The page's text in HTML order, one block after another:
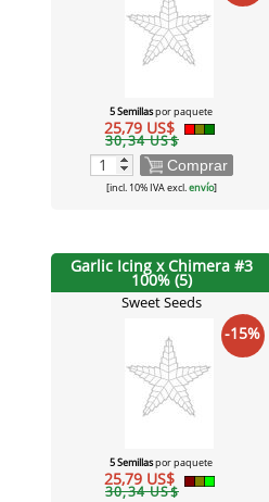
5 Semillaspor paquete
25,79 US$
30,34 US$
Comprar
[incl. 10% IVA excl.envío]
Garlic Icing x Chimera #3
100% (5)
Sweet Seeds
-15%
5 Semillaspor paquete
25,79 US$
30,34 US$